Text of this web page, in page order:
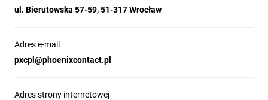
ul. Bierutowska 57-59, 51-317 Wrocław
Adres e-mail
pxcpl@phoenixcontact.pl
Adres strony internetowej